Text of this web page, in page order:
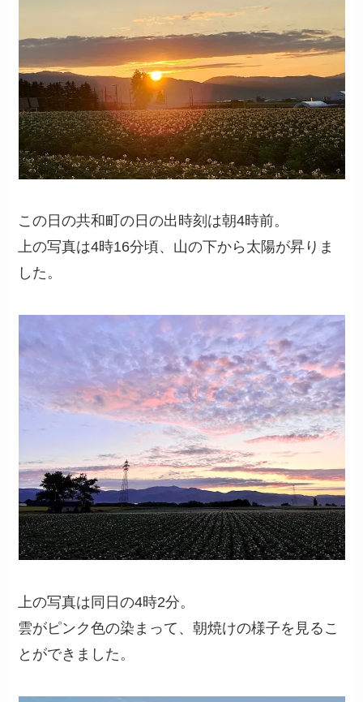
この日の共和町の日の出時刻は朝4時前。
上の写真は4時16分頃、山の下から太陽が昇りま
した。
上の写真は同日の4時2分。
雲がピンク色の染まって、朝焼けの様子を見るこ
とができました。